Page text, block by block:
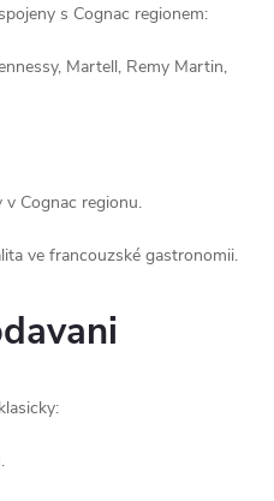
s Cognac regionem:
Martell, Remy Martin,
Cognac regionu.
ve francouzské gastronomii.